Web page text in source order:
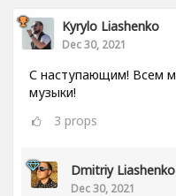
Kyrylo Liashenko
Dec 30, 2021
С наступающим! Всем
музыки!
3 props
Dmitriy Liashenko
Dec 30, 2021